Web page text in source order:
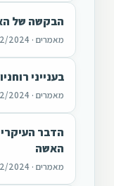
הבקשה של
מאמרים · 06/02/2024
בענייני
מאמרים · 06/02/2024
הדבר
האשה
מאמרים · 07/02/2024